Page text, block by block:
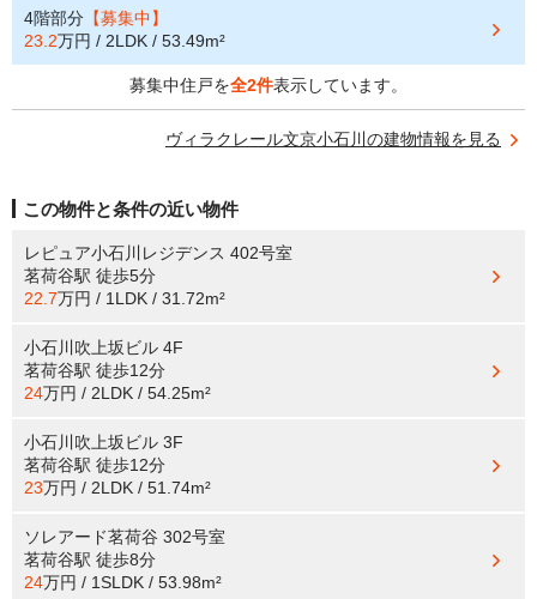
4階部分 【募集中】
23.2万円 / 2LDK / 53.49m²
募集中住戸を全2件表示しています。
ヴィラクレール文京小石川の建物情報を見る
この物件と条件の近い物件
レピュア小石川レジデンス 402号室
茗荷谷駅 徒歩5分
22.7万円 / 1LDK / 31.72m²
小石川吹上坂ビル 4F
茗荷谷駅 徒歩12分
24万円 / 2LDK / 54.25m²
小石川吹上坂ビル 3F
茗荷谷駅 徒歩12分
23万円 / 2LDK / 51.74m²
ソレアード茗荷谷 302号室
茗荷谷駅 徒歩8分
24万円 / 1SLDK / 53.98m²